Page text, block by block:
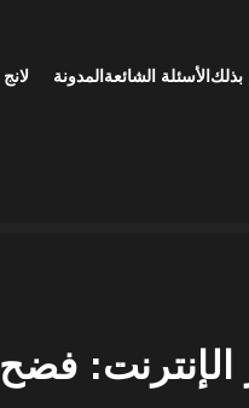
بذلك الأسئلة الشائعة المدونة لانج
فضح